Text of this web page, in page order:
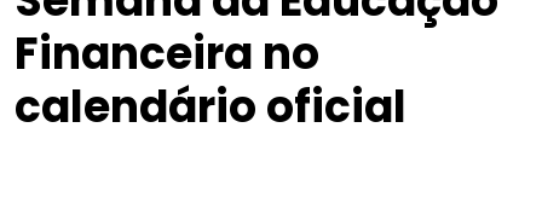
Financeira no
calendário oficial